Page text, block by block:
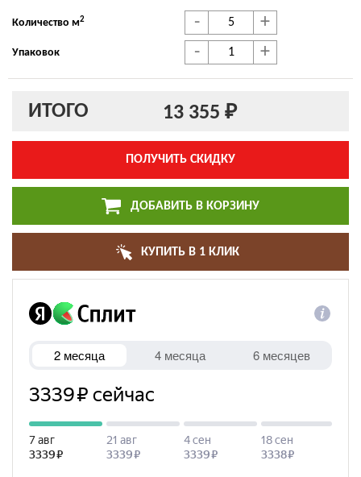
Количество м2 - +
Упаковок - +
ИТОГО 13 355 ₽
ПОЛУЧИТЬ СКИДКУ
ДОБАВИТЬ В КОРЗИНУ
КУПИТЬ В 1 КЛИК